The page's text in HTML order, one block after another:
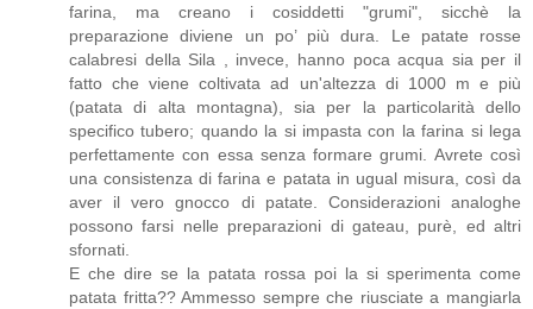
farina, ma creano i cosiddetti "grumi", sicchè la
preparazione diviene un po’ più dura. Le patate rosse
calabresi della Sila , invece, hanno poca acqua sia per il
fatto che viene coltivata ad un'altezza di 1000 m e più
(patata di alta montagna), sia per la particolarità dello
specifico tubero; quando la si impasta con la farina si lega
perfettamente con essa senza formare grumi. Avrete così
una consistenza di farina e patata in ugual misura, così da
aver il vero gnocco di patate. Considerazioni analoghe
possono farsi nelle preparazioni di gateau, purè, ed altri
sfornati.
E che dire se la patata rossa poi la si sperimenta come
patata fritta?? Ammesso sempre che riusciate a mangiarla